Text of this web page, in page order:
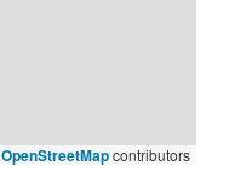
OpenStreetMapcontributors